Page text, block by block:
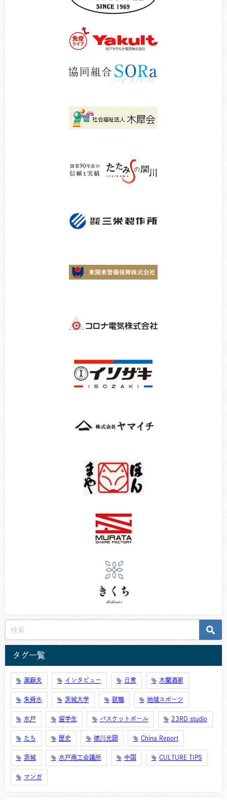
タグ一覧
潔癖夫 インタビュー 日常 木蘭酒家
朱舜水 茨城大学 就職 地域スポーツ
水戸 留学生 バスケットボール 23RD studio
たち 歴史 徳川光圀 China Report
茨城 水戸商工会議所 中国 CULTURE TIPS
マンガ